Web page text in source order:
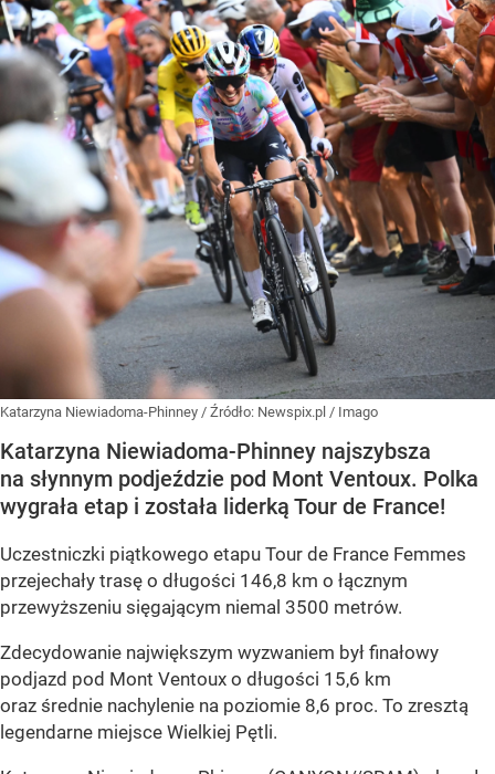
Katarzyna Niewiadoma-Phinney / Źródło: Newspix.pl / Imago
Katarzyna Niewiadoma-Phinney najszybsza
na słynnym podjeździe pod Mont Ventoux. Polka
wygrała etap i została liderką Tour de France!
Uczestniczki piątkowego etapu Tour de France Femmes
przejechały trasę o długości 146,8 km o łącznym
przewyższeniu sięgającym niemal 3500 metrów.
Zdecydowanie największym wyzwaniem był finałowy
podjazd pod Mont Ventoux o długości 15,6 km
oraz średnie nachylenie na poziomie 8,6 proc. To zresztą
legendarne miejsce Wielkiej Pętli.